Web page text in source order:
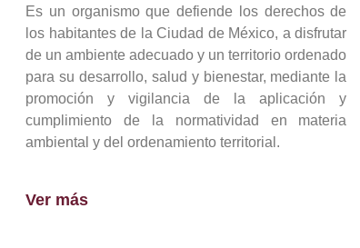
Es un organismo que defiende los derechos de
los habitantes de la Ciudad de México, a disfrutar
de un ambiente adecuado y un territorio ordenado
para su desarrollo, salud y bienestar, mediante la
promoción y vigilancia de la aplicación y
cumplimiento de la normatividad en materia
ambiental y del ordenamiento territorial.
Ver más